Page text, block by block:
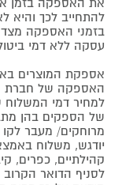
להתחייב לכך והיא
בזמני האספקה
עסקה ללא דמי
אספקת המוצרים
האספקה של חברת
למחיר דמי המשלוח
של הספקים בהן
מרוחקים/ מעבר לקו
יודגש, משלוח
קהילתיים, כפרים,
לסניף הדואר הקרוב